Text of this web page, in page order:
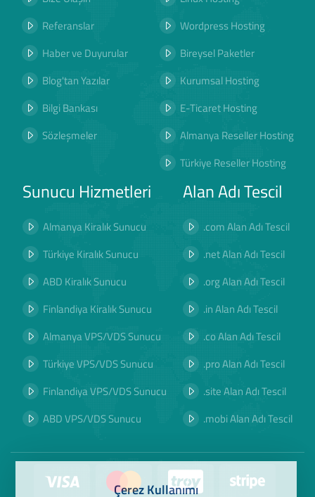
Referanslar
Haber ve Duyurular
Blog'tan Yazılar
Bilgi Bankası
Sözleşmeler
Wordpress Hosting
Bireysel Paketler
Kurumsal Hosting
E-Ticaret Hosting
Almanya Reseller Hosting
Türkiye Reseller Hosting
Sunucu Hizmetleri
Almanya Kiralık Sunucu
Türkiye Kiralık Sunucu
ABD Kiralık Sunucu
Finlandiya Kiralık Sunucu
Almanya VPS/VDS Sunucu
Türkiye VPS/VDS Sunucu
Finlandiya VPS/VDS Sunucu
ABD VPS/VDS Sunucu
Alan Adı Tescil
.com Alan Adı Tescil
.net Alan Adı Tescil
.org Alan Adı Tescil
.in Alan Adı Tescil
.co Alan Adı Tescil
.pro Alan Adı Tescil
.site Alan Adı Tescil
.mobi Alan Adı Tescil
Çerez Kullanımı